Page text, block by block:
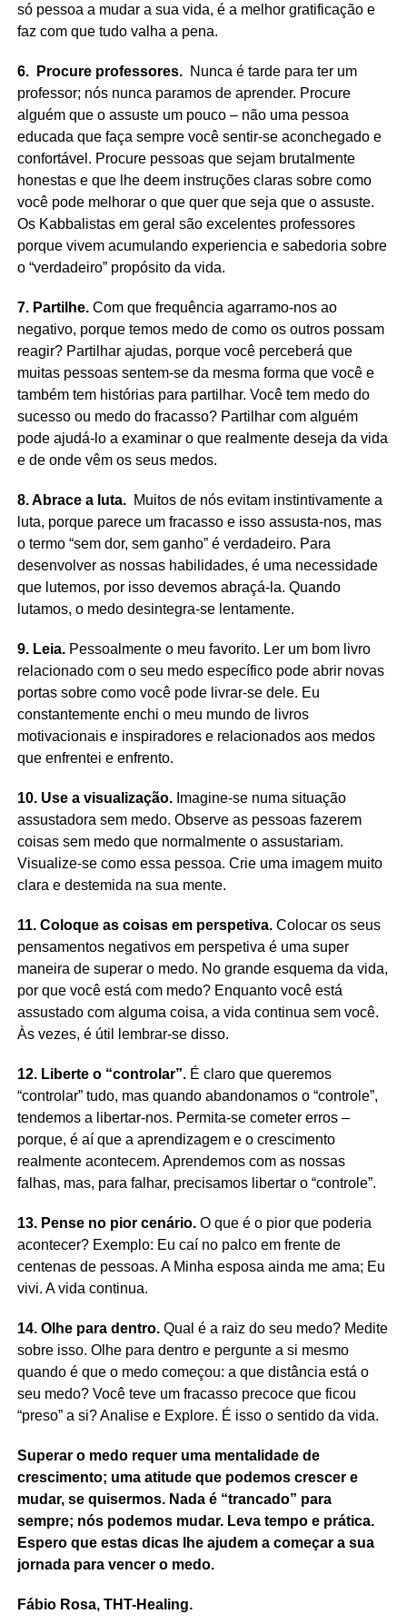
só pessoa a mudar a sua vida, é a melhor gratificação e
faz com que tudo valha a pena.
6. Procure professores.Nunca é tarde para ter um
professor; nós nunca paramos de aprender. Procure
alguém que o assuste um pouco – não uma pessoa
educada que faça sempre você sentir-se aconchegado e
confortável. Procure pessoas que sejam brutalmente
honestas e que lhe deem instruções claras sobre como
você pode melhorar o que quer que seja que o assuste.
Os Kabbalistas em geral são excelentes professores
porque vivem acumulando experiencia e sabedoria sobre
o “verdadeiro” propósito da vida.
7. Partilhe.Com que frequência agarramo-nos ao
negativo, porque temos medo de como os outros possam
reagir? Partilhar ajudas, porque você perceberá que
muitas pessoas sentem-se da mesma forma que você e
também tem histórias para partilhar. Você tem medo do
sucesso ou medo do fracasso? Partilhar com alguém
pode ajudá-lo a examinar o que realmente deseja da vida
e de onde vêm os seus medos.
8. Abrace a luta.Muitos de nós evitam instintivamente a
luta, porque parece um fracasso e isso assusta-nos, mas
o termo “sem dor, sem ganho” é verdadeiro. Para
desenvolver as nossas habilidades, é uma necessidade
que lutemos, por isso devemos abraçá-la. Quando
lutamos, o medo desintegra-se lentamente.
9. Leia.Pessoalmente o meu favorito. Ler um bom livro
relacionado com o seu medo específico pode abrir novas
portas sobre como você pode livrar-se dele. Eu
constantemente enchi o meu mundo de livros
motivacionais e inspiradores e relacionados aos medos
que enfrentei e enfrento.
10. Use a visualização.Imagine-se numa situação
assustadora sem medo. Observe as pessoas fazerem
coisas sem medo que normalmente o assustariam.
Visualize-se como essa pessoa. Crie uma imagem muito
clara e destemida na sua mente.
11. Coloque as coisas em perspetiva.Colocar os seus
pensamentos negativos em perspetiva é uma super
maneira de superar o medo. No grande esquema da vida,
por que você está com medo? Enquanto você está
assustado com alguma coisa, a vida continua sem você.
Às vezes, é útil lembrar-se disso.
12. Liberte o “controlar”.É claro que queremos
“controlar” tudo, mas quando abandonamos o “controle”,
tendemos a libertar-nos. Permita-se cometer erros –
porque, é aí que a aprendizagem e o crescimento
realmente acontecem. Aprendemos com as nossas
falhas, mas, para falhar, precisamos libertar o “controle”.
13. Pense no pior cenário.O que é o pior que poderia
acontecer? Exemplo: Eu caí no palco em frente de
centenas de pessoas. A Minha esposa ainda me ama; Eu
vivi. A vida continua.
14. Olhe para dentro.Qual é a raiz do seu medo? Medite
sobre isso. Olhe para dentro e pergunte a si mesmo
quando é que o medo começou: a que distância está o
seu medo? Você teve um fracasso precoce que ficou
“preso” a si? Analise e Explore. É isso o sentido da vida.
Superar o medo requer uma mentalidade de
crescimento; uma atitude que podemos crescer e
mudar, se quisermos. Nada é “trancado” para
sempre; nós podemos mudar. Leva tempo e prática.
Espero que estas dicas lhe ajudem a começar a sua
jornada para vencer o medo.
Fábio Rosa, THT-Healing.